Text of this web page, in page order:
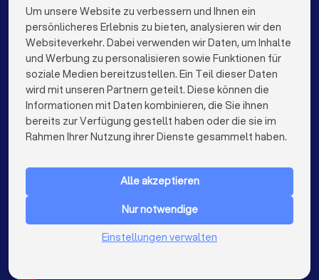
Solarteure in Dortmund
Solarteure in Essen
Solarteure in Bremen
Solarteure in Nürnberg
Solarteure in Dresden
Solarteure in Hannover
Solarteure in Leipzig
Solarteure in Duisburg
Solarteure in Bochum
Solarteure in Wuppertal
Solarteure in Münster
Solarteure in der Nähe
Die besten Solarteure für Sie
info@trustlocal.de
FÜR PRIVATPERSONEN
Niederlande
Um unsere Website zu verbessern und Ihnen ein
persönlicheres Erlebnis zu bieten, analysieren wir den
Websiteverkehr. Dabei verwenden wir Daten, um Inhalte
und Werbung zu personalisieren sowie Funktionen für
soziale Medien bereitzustellen. Ein Teil dieser Daten
wird mit unseren Partnern geteilt. Diese können die
Informationen mit Daten kombinieren, die Sie ihnen
bereits zur Verfügung gestellt haben oder die sie im
Rahmen Ihrer Nutzung ihrer Dienste gesammelt haben.
Alle akzeptieren
Nur notwendige
Einstellungen verwalten